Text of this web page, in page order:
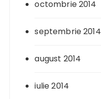
octombrie 2014
septembrie 2014
august 2014
iulie 2014